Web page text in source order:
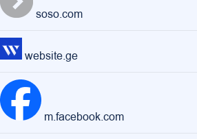
soso.com
website.ge
m.facebook.com